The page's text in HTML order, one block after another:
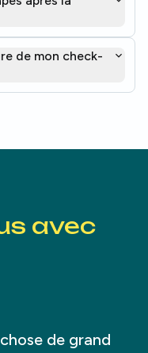
de mon check-
avec
de grand